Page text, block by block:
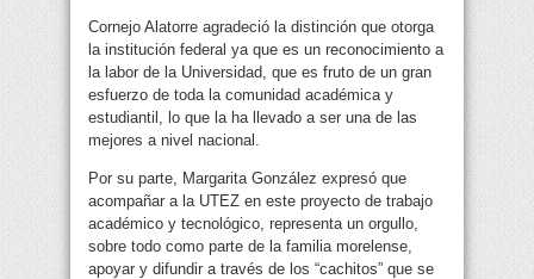
Cornejo Alatorre agradeció la distinción que otorga
la institución federal ya que es un reconocimiento a
la labor de la Universidad, que es fruto de un gran
esfuerzo de toda la comunidad académica y
estudiantil, lo que la ha llevado a ser una de las
mejores a nivel nacional.
Por su parte, Margarita González expresó que
acompañar a la UTEZ en este proyecto de trabajo
académico y tecnológico, representa un orgullo,
sobre todo como parte de la familia morelense,
apoyar y difundir a través de los “cachitos” que se